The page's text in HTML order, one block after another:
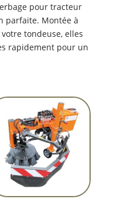
pour tracteur
parfaite. Montée à
tondeuse, elles
rapidement pour un